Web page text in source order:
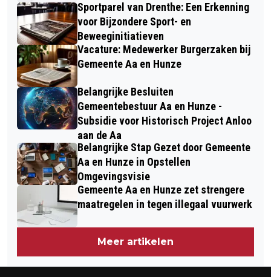
Sportparel van Drenthe: Een Erkenning
voor Bijzondere Sport- en
Beweeginitiatieven
Vacature: Medewerker Burgerzaken bij
Gemeente Aa en Hunze
Belangrijke Besluiten
Gemeentebestuur Aa en Hunze -
Subsidie voor Historisch Project Anloo
aan de Aa
Belangrijke Stap Gezet door Gemeente
Aa en Hunze in Opstellen
Omgevingsvisie
Gemeente Aa en Hunze zet strengere
maatregelen in tegen illegaal vuurwerk
Meer artikelen